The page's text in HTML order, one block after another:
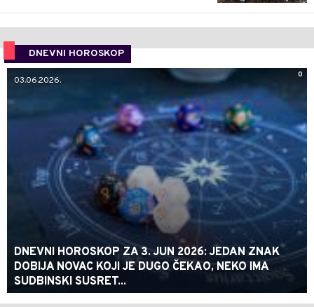
DNEVNI HOROSKOP
0
03.06.2026.
DNEVNI HOROSKOP ZA 3. JUN 2026: JEDAN ZNAK
DOBIJA NOVAC KOJI JE DUGO ČEKAO, NEKO IMA
SUDBINSKI SUSRET...